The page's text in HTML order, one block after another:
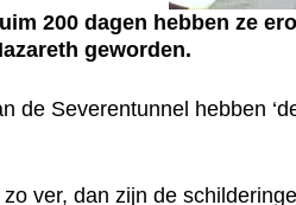
200 dagen hebben ze
geworden.
de Severentunnel hebben
ver, dan zijn de